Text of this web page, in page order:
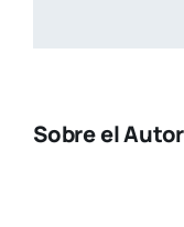
Sobre el